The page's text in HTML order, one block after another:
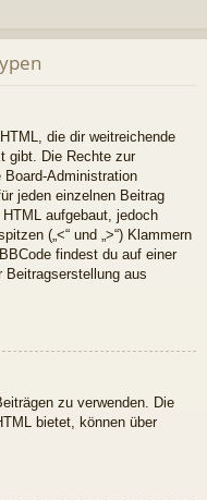
die dir weitreichende
gibt. Die Rechte zur
Board-Administration
jeden einzelnen Beitrag
aufgebaut, jedoch
(„<“ und „>“) Klammern
findest du auf einer
aus
zu verwenden. Die
bietet, können über